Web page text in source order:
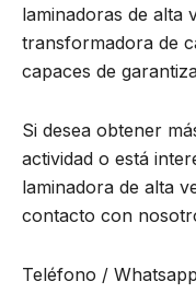
laminadoras de alta
transformadora de
capaces de
Si desea obtener
actividad o está
laminadora de alta
contacto con
Teléfono /